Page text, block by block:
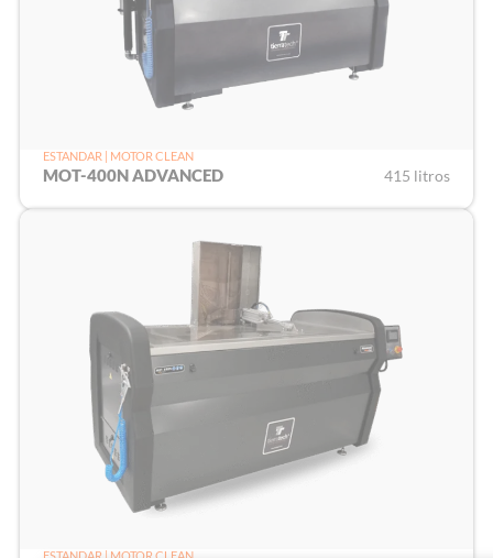
ESTANDAR | MOTOR CLEAN
MOT-400N ADVANCED 415 litros